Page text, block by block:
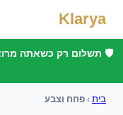
Klarya
🛡️ תשלום רק כשאתה
בית›פחח וצבע